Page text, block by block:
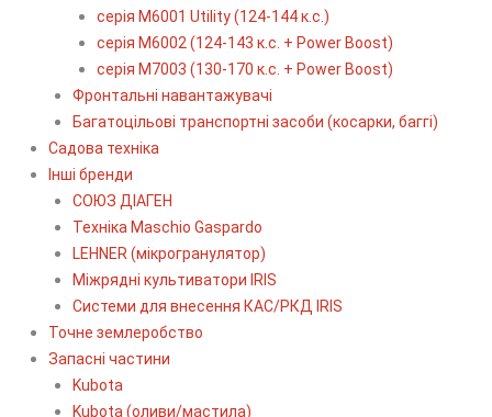
серія M6001 Utility (124-144 к.с.)
серія М6002 (124-143 к.с. + Power Boost)
серія М7003 (130-170 к.с. + Power Boost)
Фронтальні навантажувачі
Багатоцільові транспортні засоби (косарки, баггі)
Садова техніка
Інші бренди
СОЮЗ ДІАГЕН
Техніка Maschio Gaspardo
LEHNER (мікрогранулятор)
Міжрядні культиватори IRIS
Системи для внесення КАС/РКД IRIS
Точне землеробство
Запасні частини
Kubota
Kubota (оливи/мастила)